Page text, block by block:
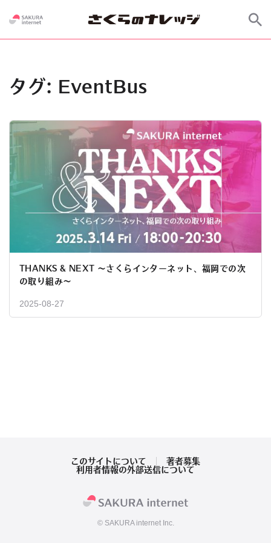
タグ: EventBus
THANKS & NEXT 〜さくらインターネット、福岡での次
の取り組み〜
2025-08-27
このサイトについて
著者募集
利用者情報の外部送信について
© SAKURA internet Inc.